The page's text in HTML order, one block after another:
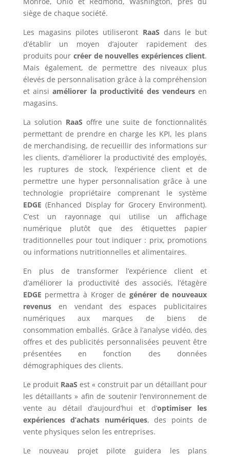
siège de chaque société.
Les magasins pilotes utiliseront RaaS dans le but
d’établir un moyen d’ajouter rapidement des
produits pour créer de nouvelles expériences client.
Mais également, de permettre des niveaux plus
élevés de personnalisation grâce à la compréhension
et ainsiaméliorer la productivité des vendeursen
magasins.
La solution RaaS offre une suite de fonctionnalités
permettant de prendre en charge les KPI, les plans
de merchandising, de recueillir des informations sur
les clients, d’améliorer la productivité des employés,
les ruptures de stock, l’expérience client et de
permettre une hyper personnalisation grâce à une
technologie propriétaire comprenant le système
EDGE (Enhanced Display for Grocery Environment).
C’est un rayonnage qui utilise un affichage
numérique plutôt que des étiquettes papier
traditionnelles pour tout indiquer : prix, promotions
ou informations nutritionnelles et alimentaires.
En plus de transformer l’expérience client et
d’améliorer la productivité des associés, l’étagère
EDGE permettra à Kroger de générer de nouveaux
revenusen vendant des espaces publicitaires
numériques aux marques de biens de
consommation emballés. Grâce à l’analyse vidéo, des
offres et des publicités personnalisées peuvent être
présentées en fonction des données
démographiques des clients.
Le produit RaaS est « construit par un détaillant pour
les détaillants » afin de soutenir l’environnement de
vente au détail d’aujourd’hui et d’optimiser les
expériences d’achats numériques, des points de
vente physiques selon les entreprises.
Le nouveau projet pilote guidera les plans